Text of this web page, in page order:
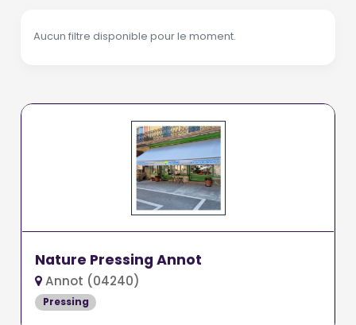
Aucun filtre disponible pour le moment.
Nature Pressing Annot
Annot (04240)
Pressing